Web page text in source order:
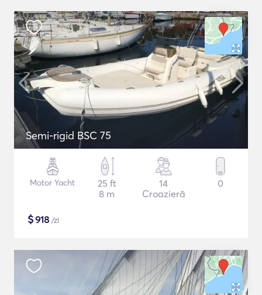
Semi-rigid BSC 75
Motor Yacht
25 ft
8 m
14
Croazieră
0
$918 /zi